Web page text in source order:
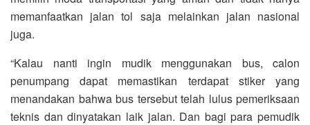
memanfaatkan jalan tol saja melainkan jalan nasional
juga.
“Kalau nanti ingin mudik menggunakan bus, calon
penumpang dapat memastikan terdapat stiker yang
menandakan bahwa bus tersebut telah lulus pemeriksaan
teknis dan dinyatakan laik jalan. Dan bagi para pemudik